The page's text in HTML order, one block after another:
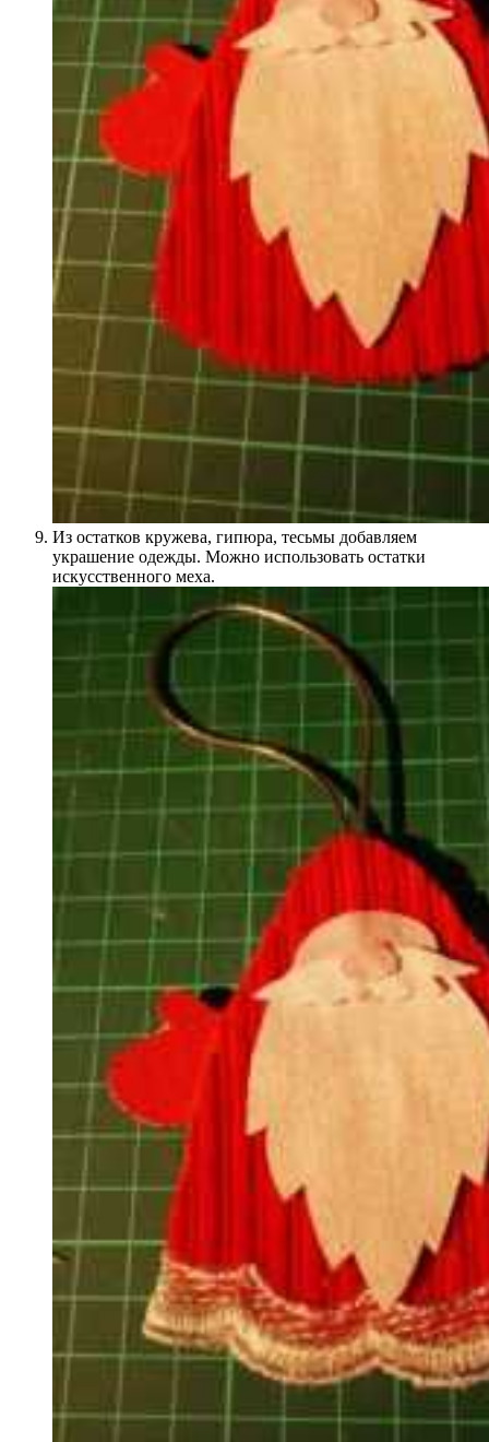
Из остатков кружева, гипюра, тесьмы добавляем
украшение одежды. Можно использовать остатки
искусственного меха.